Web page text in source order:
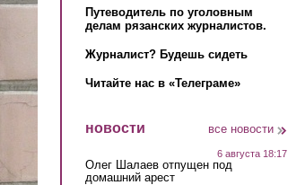
Путеводитель по уголовным
делам рязанских журналистов.
Журналист? Будешь сидеть
Читайте нас в «Телеграме»
новости все новости
6 августа 18:17
Олег Шалаев отпущен под
домашний арест